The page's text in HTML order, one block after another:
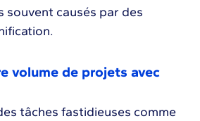
souvent causés par des
volume de projets avec
tâches fastidieuses comme